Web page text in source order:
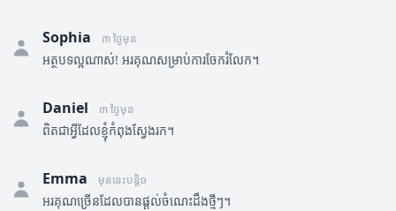
Sophia ៣ ថ្ងៃមុន
អត្ថបទល្អណាស់! អរគុណសម្រាប់ការចែករំលែក។
Daniel ៣ ថ្ងៃមុន
ពិតជាអ្វីដែលខ្ញុំកំពុងស្វែងរក។
Emma មុននេះបន្តិច
អរគុណច្រើនដែលបានផ្តល់ចំណេះដឹងថ្មីៗ។